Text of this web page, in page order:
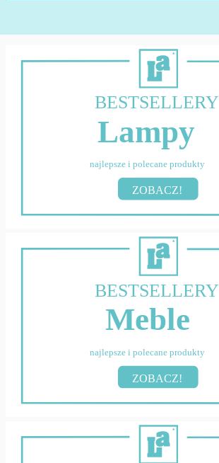
BESTSELLERY
Lampy
najlepsze i polecane produkty
ZOBACZ!
BESTSELLERY
Meble
najlepsze i polecane produkty
ZOBACZ!